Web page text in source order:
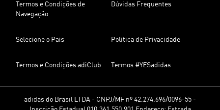
Termos e Condições de
Navegação
Dúvidas Frequentes
Selecione o Pais Politica de Privacidade
Termos e Condições adiClub Termos #YESadidas
adidas do Brasil LTDA - CNPJ/MF nº 42.274.696/0096-55 -